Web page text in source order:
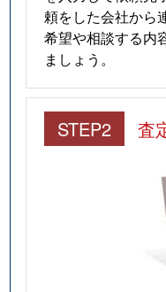
国分町
国分町
国分町
頼をした会社から
希望や相談する内
ましょう。
STEP2 査